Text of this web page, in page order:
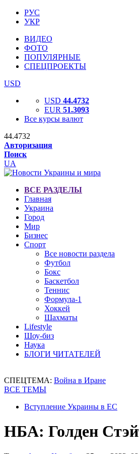
РУС
УКР
ВИДЕО
ФОТО
ПОПУЛЯРНЫЕ
СПЕЦПРОЕКТЫ
USD
USD 44.4732
EUR 51.3093
Все курсы валют
44.4732
Авторизация
Поиск
UA
ВСЕ РАЗДЕЛЫ
Главная
Украина
Город
Мир
Бизнес
Спорт
Все новости раздела
Футбол
Бокс
Баскетбол
Теннис
Формула-1
Хоккей
Шахматы
Lifestyle
Шоу-биз
Наука
БЛОГИ ЧИТАТЕЛЕЙ
СПЕЦТЕМА: Война в Иране
ВСЕ ТЕМЫ
Вступление Украины в ЕС
НБА: Голден